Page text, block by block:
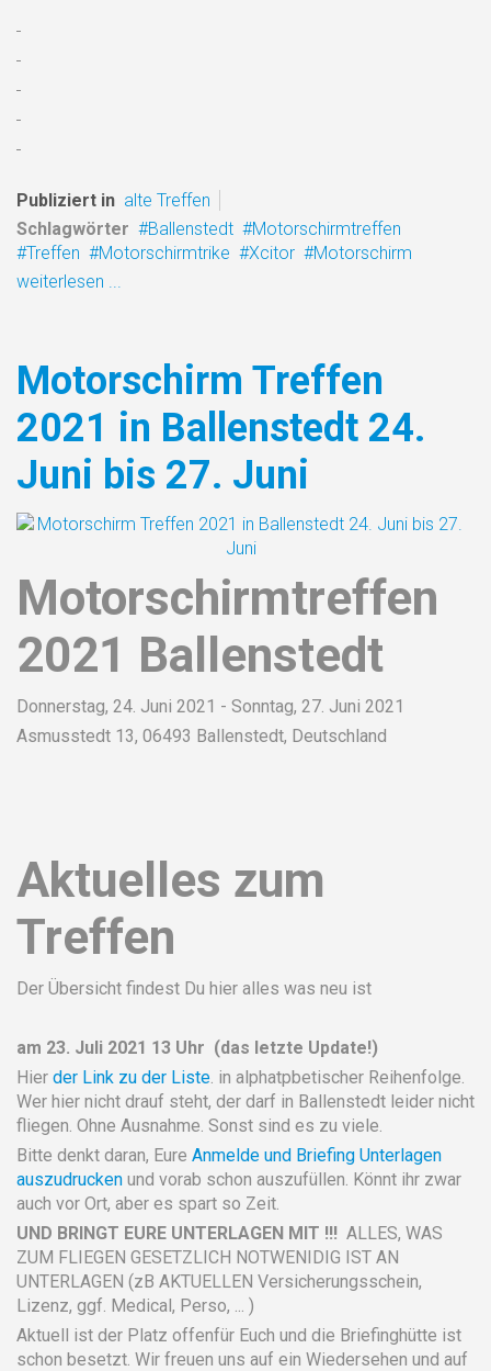
Publiziert in alte Treffen
Schlagwörter
Ballenstedt
Motorschirmtreffen
Treffen
Motorschirmtrike Xcitor
Motorschirm
weiterlesen ...
Motorschirm Treffen
2021 in Ballenstedt 24.
Juni bis 27. Juni
Motorschirmtreffen
2021 Ballenstedt
Donnerstag, 24. Juni 2021 - Sonntag, 27. Juni 2021
Asmusstedt 13, 06493 Ballenstedt, Deutschland
Aktuelles zum
Treffen
Der Übersicht findest Du hier alles was neu ist
am 23. Juli 2021 13 Uhr (das letzte Update!)
Hier der Link zu der Liste . in alphatpbetischer Reihenfolge.
Wer hier nicht drauf steht, der darf in Ballenstedt leider nicht
fliegen. Ohne Ausnahme. Sonst sind es zu viele.
Bitte denkt daran, Eure Anmelde und Briefing Unterlagen
auszudrucken und vorab schon auszufüllen. Könnt ihr zwar
auch vor Ort, aber es spart so Zeit.
UND BRINGT EURE UNTERLAGEN MIT !!! ALLES, WAS
ZUM FLIEGEN GESETZLICH NOTWENIDIG IST AN
UNTERLAGEN (zB AKTUELLEN Versicherungsschein,
Lizenz, ggf. Medical, Perso, ... )
Aktuell ist der Platz offenfür Euch und die Briefinghütte ist
schon besetzt. Wir freuen uns auf ein Wiedersehen und auf